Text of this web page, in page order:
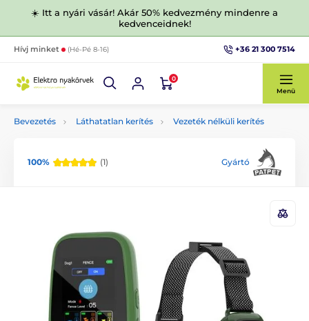
☀️ Itt a nyári vásár! Akár 50% kedvezmény mindenre a
kedvenceidnek!
Hívj minket (Hé-Pé 8-16) +36 21 300 7514
0
Menü
Bevezetés Láthatatlan kerítés Vezeték nélküli kerítés
100% (1) Gyártó